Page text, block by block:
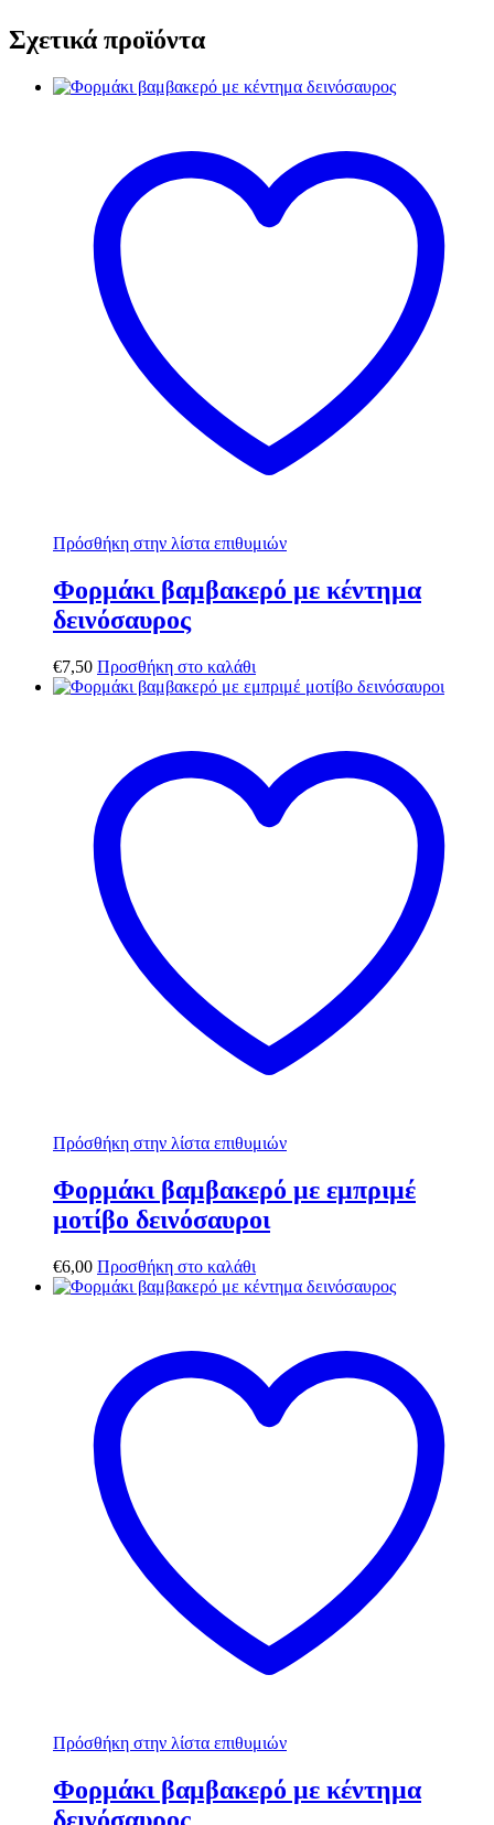
Σχετικά προϊόντα
Πρόσθήκη στην λίστα επιθυμιών
Φορμάκι βαμβακερό με κέντημα
δεινόσαυρος
€7,50 Προσθήκη στο καλάθι
Πρόσθήκη στην λίστα επιθυμιών
Φορμάκι βαμβακερό με εμπριμέ
μοτίβο δεινόσαυροι
€6,00 Προσθήκη στο καλάθι
Πρόσθήκη στην λίστα επιθυμιών
Φορμάκι βαμβακερό με κέντημα